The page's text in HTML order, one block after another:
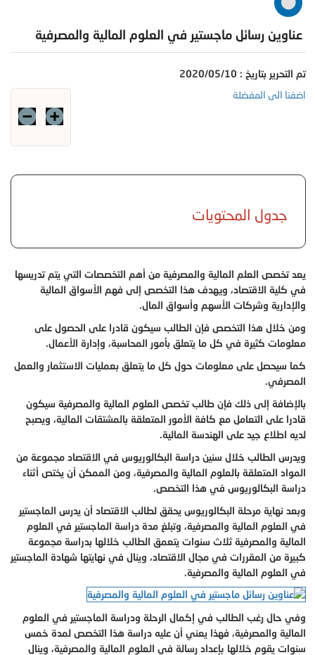
عناوين رسائل ماجستير في العلوم المالية والمصرفية
تم التحرير بتاريخ : 2020/05/10
اضفنا الى المفضلة
جدول المحتويات
يعد تخصص العلم المالية والمصرفية من أهم التخصصات التي يتم تدريسها
في كلية الاقتصاد، ويهدف هذا التخصص إلى فهم الأسواق المالية
والإدارية وشركات الأسهم وأسواق المال.
ومن خلال هذا التخصص فإن الطالب سيكون قادرا على الحصول على
معلومات كثيرة في كل ما يتعلق بأمور المحاسبة، وإدارة الأعمال.
كما سيحصل على معلومات حول كل ما يتعلق بعمليات الاستثمار والعمل
المصرفي.
بالإضافة إلى ذلك فإن طالب تخصص العلوم المالية والمصرفية سيكون
قادرا على التعامل مع كافة الأمور المتعلقة بالمشتقات المالية، ويصبح
لديه اطلاع جيد على الهندسة المالية.
ويدرس الطالب خلال سنين دراسة البكالوريوس في الاقتصاد مجموعة من
المواد المتعلقة بالعلوم المالية والمصرفية، ومن الممكن أن يختص أثناء
دراسة البكالوريوس في هذا التخصص.
وبعد نهاية مرحلة البكالوريوس يحقق لطالب الاقتصاد أن يدرس الماجستير
في العلوم المالية والمصرفية، وتبلغ مدة دراسة الماجستير في العلوم
المالية والمصرفية ثلاث سنوات يتعمق الطالب خلالها بدراسة مجموعة
كبيرة من المقررات في مجال الاقتصاد، وينال في نهايتها شهادة الماجستير
في العلوم المالية والمصرفية.
وفي حال رغب الطالب في إكمال الرحلة ودراسة الماجستير في العلوم
المالية والمصرفية، فهذا يعني أن عليه دراسة هذا التخصص لمدة خمس
سنوات يقوم خلالها بإعداد رسالة في العلوم المالية والمصرفية، وينال